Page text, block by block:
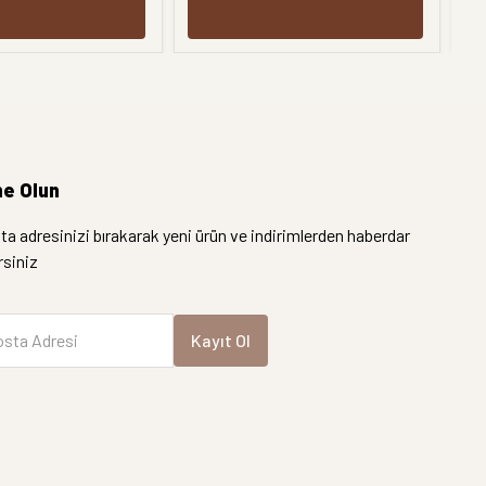
Olun
adresinizi bırakarak yeni ürün ve indirimlerden haberdar
Adresi Kayıt Ol